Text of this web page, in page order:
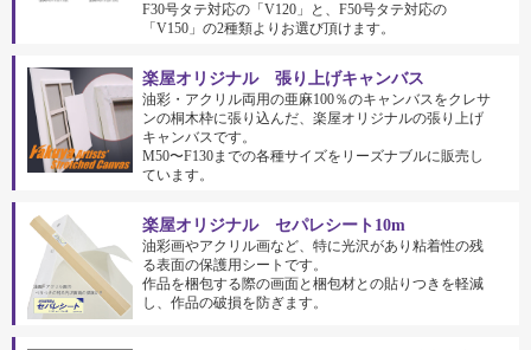
F30号タテ対応の「V120」と、F50号タテ対応の
「V150」の2種類よりお選び頂けます。
楽屋オリジナル 張り上げキャンバス
油彩・アクリル両用の亜麻100％のキャンバスをクレサ
ンの桐木枠に張り込んだ、楽屋オリジナルの張り上げ
キャンバスです。
M50〜F130までの各種サイズをリーズナブルに販売し
ています。
楽屋オリジナル セパレシート10m
油彩画やアクリル画など、特に光沢があり粘着性の残
る表面の保護用シートです。
作品を梱包する際の画面と梱包材との貼りつきを軽減
し、作品の破損を防ぎます。